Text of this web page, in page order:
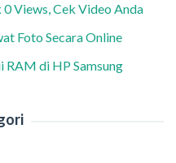
Views, Cek Video Anda
Foto Secara Online
RAM di HP Samsung